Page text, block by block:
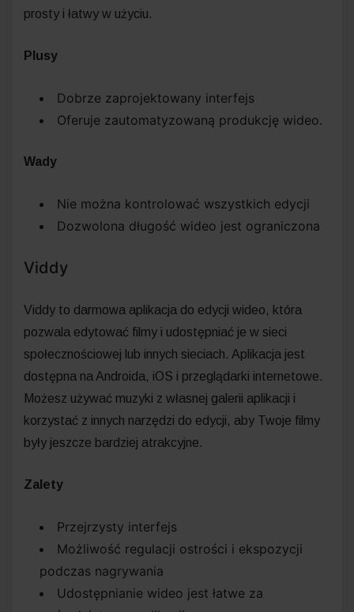
prosty i łatwy w użyciu.
Plusy
Dobrze zaprojektowany interfejs
Oferuje zautomatyzowaną produkcję wideo.
Wady
Nie można kontrolować wszystkich edycji
Dozwolona długość wideo jest ograniczona
Viddy
Viddy to darmowa aplikacja do edycji wideo, która
pozwala edytować filmy i udostępniać je w sieci
społecznościowej lub innych sieciach. Aplikacja jest
dostępna na Androida, iOS i przeglądarki internetowe.
Możesz używać muzyki z własnej galerii aplikacji i
korzystać z innych narzędzi do edycji, aby Twoje filmy
były jeszcze bardziej atrakcyjne.
Zalety
Przejrzysty interfejs
Możliwość regulacji ostrości i ekspozycji
podczas nagrywania
Udostępnianie wideo jest łatwe za